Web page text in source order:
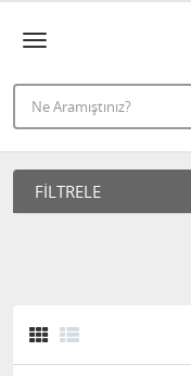
FILTRELE